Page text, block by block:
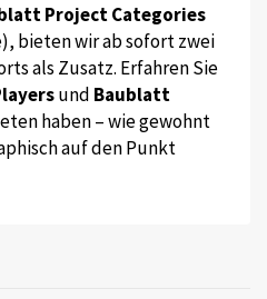
Project Categories
bieten wir ab sofort zwei
als Zusatz. Erfahren Sie
und Baublatt
haben – wie gewohnt
auf den Punkt